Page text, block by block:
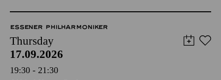
ESSENER PHILHARMONIKER
Thursday
17.09.2026
19:30 - 21:30